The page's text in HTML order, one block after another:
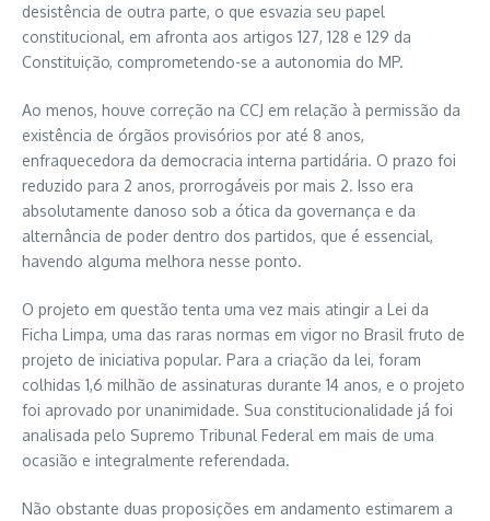
desistência de outra parte, o que esvazia seu papel
constitucional, em afronta aos artigos 127, 128 e 129 da
Constituição, comprometendo-se a autonomia do MP.
Ao menos, houve correção na CCJ em relação à permissão da
existência de órgãos provisórios por até 8 anos,
enfraquecedora da democracia interna partidária. O prazo foi
reduzido para 2 anos, prorrogáveis por mais 2. Isso era
absolutamente danoso sob a ótica da governança e da
alternância de poder dentro dos partidos, que é essencial,
havendo alguma melhora nesse ponto.
O projeto em questão tenta uma vez mais atingir a Lei da
Ficha Limpa, uma das raras normas em vigor no Brasil fruto de
projeto de iniciativa popular. Para a criação da lei, foram
colhidas 1,6 milhão de assinaturas durante 14 anos, e o projeto
foi aprovado por unanimidade. Sua constitucionalidade já foi
analisada pelo Supremo Tribunal Federal em mais de uma
ocasião e integralmente referendada.
Não obstante duas proposições em andamento estimarem a